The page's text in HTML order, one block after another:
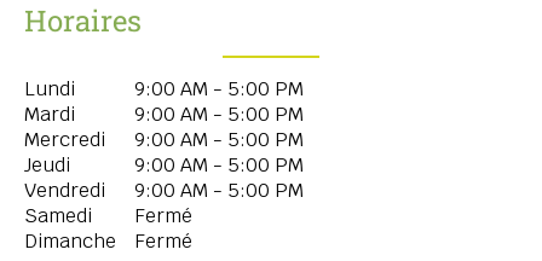
Horaires
Lundi
9:00 AM - 5:00 PM
Mardi
9:00 AM - 5:00 PM
Mercredi
9:00 AM - 5:00 PM
Jeudi
9:00 AM - 5:00 PM
Vendredi
9:00 AM - 5:00 PM
Samedi
Fermé
Dimanche
Fermé